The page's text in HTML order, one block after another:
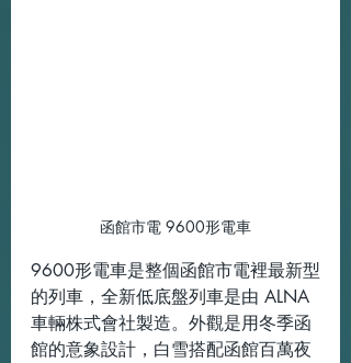
函館市電 9600形電車
9600形電車是整個函館市電裡最新型
的列車，全新低底盤列車是由 ALNA
車輛株式會社製造。外觀是用冬季函
館的意象設計，白雪搭配函館百萬夜